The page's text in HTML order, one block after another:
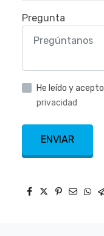
Pregunta
He leído y acepto
privacidad
ENVIAR